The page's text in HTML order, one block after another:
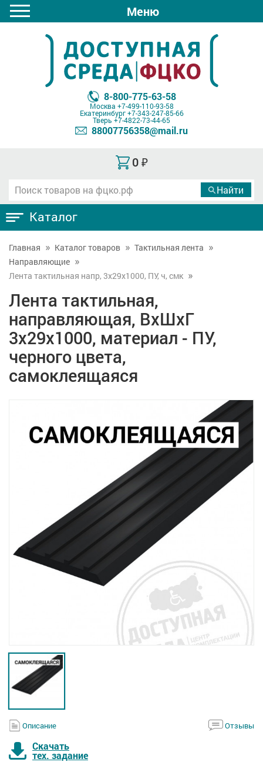
Меню
8-800-775-63-58
Москва +7-499-110-93-58
Екатеринбург+7-343-247-85-66
Тверь +7-4822-73-44-65
88007756358@mail.ru
0 ₽
Каталог
Главная Каталог товаров
Тактильная лента
Направляющие
Лента тактильная напр, 3х29х1000, ПУ, ч, смк
Лента тактильная,
направляющая, ВхШхГ
3х29х1000, материал - ПУ,
черного цвета,
самоклеящаяся
Описание Отзывы
Скачать
тех. задание